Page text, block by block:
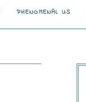
PHENOMENAL US